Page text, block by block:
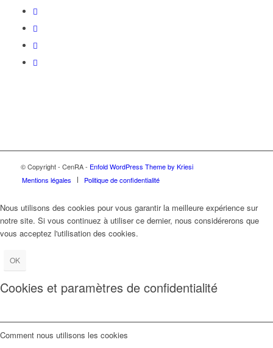
© Copyright - CenRA - Enfold WordPress Theme by Kriesi
Mentions légales
Politique de confidentialité
Nous utilisons des cookies pour vous garantir la meilleure expérience sur
notre site. Si vous continuez à utiliser ce dernier, nous considérerons que
vous acceptez l'utilisation des cookies.
OK
Cookies et paramètres de confidentialité
Comment nous utilisons les cookies